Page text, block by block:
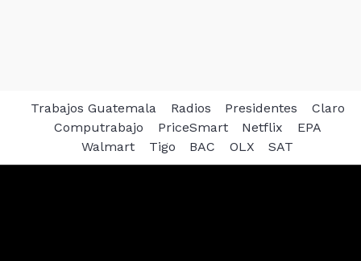
Trabajos Guatemala Radios Presidentes
Claro
Computrabajo
PriceSmart Netflix
EPA
Walmart
Tigo BAC OLX SAT